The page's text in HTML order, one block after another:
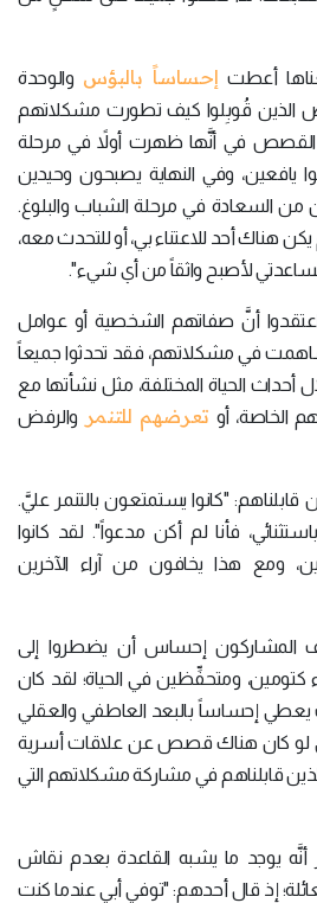
أعطت إحساساً بالبؤس والوحدة
الذين قُوبِلوا كيف تطورت مشكلاتهم
القصص في أنَّها ظهرت أولاً في مرحلة
يافعين، وفي النهاية يصبحون وحيدين
من السعادة في مرحلة الشباب والبلوغ.
يكن هناك أحد للاعتناء بي، أو للتحدث معه،
لأصبح واثقاً من أي شيء".
أنَّ صفاتهم الشخصية أو عوامل
في مشكلاتهم، فقد تحدثوا جميعاً
الحياة المختلفة، مثل نشأتها مع
الخاصة، أو تعرضهم للتنمر والرفض
"كانوا يستمتعون بالتنمر عليَّ.
فأنا لم أكن مدعواً". لقد كانوا
ومع هذا يخافون من آراء الآخرين
المشاركون إحساس أن يضطروا إلى
كتومين، ومتحفِّظين في الحياة؛ لقد كان
إحساساً بالبعد العاطفي والعقلي
لو كان هناك قصص عن علاقات أسرية
قابلناهم في مشاركة مشكلاتهم التي
أنَّه يوجد ما يشبه القاعدة بعدم نقاش
إذ قال أحدهم: "توفي أبي عندما كنت